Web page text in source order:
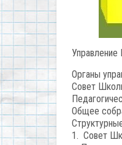
Управление
Органы
Совет
Общее
1. Совет